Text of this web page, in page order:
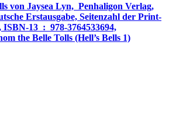
von Jaysea Lyn, ‎ Penhaligon Verlag,
Erstausgabe, Seitenzahl der Print-
For Whom the Belle Tolls (Hell’s Bells 1)